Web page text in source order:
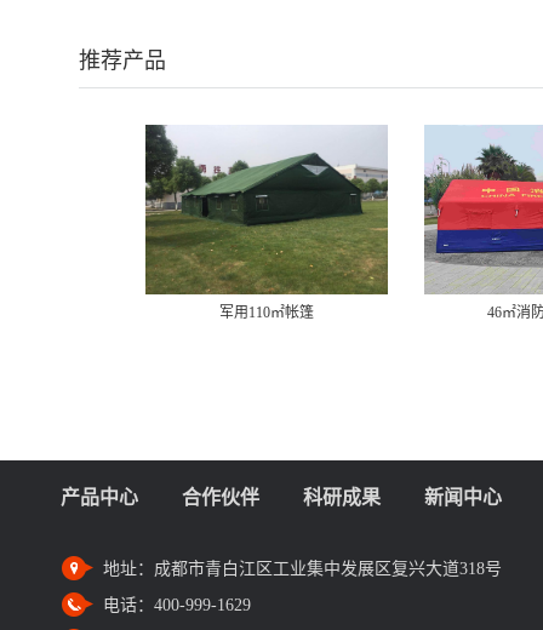
推荐产品
46㎡消防充气帐篷 12㎡
产品中心 合作伙伴 科研成果 新闻中心
地址： 成都市青白江区工业集中发展区复兴大道318号
电话： 400-999-1629